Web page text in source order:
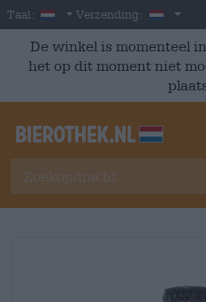
Skip to main content
Taal: Dutch
Verzending:
De winkel is momenteel
het op dit moment niet